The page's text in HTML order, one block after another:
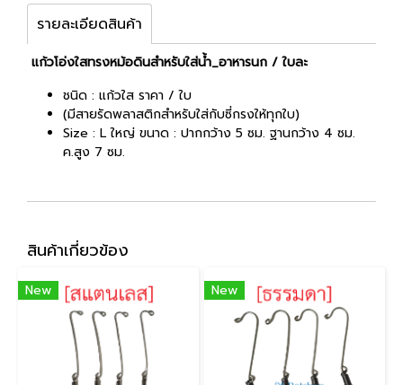
รายละเอียดสินค้า
แก้วโอ่งใสทรงหม้อดินสำหรับใส่น้ำ_อาหารนก / ใบละ
ชนิด : แก้วใส ราคา / ใบ
(มีสายรัดพลาสติกสำหรับใส่กับซี่กรงให้ทุกใบ)
Size : L ใหญ่ ขนาด : ปากกว้าง 5 ซม. ฐานกว้าง 4 ซม.
ค.สูง 7 ซม.
สินค้าเกี่ยวข้อง
New New